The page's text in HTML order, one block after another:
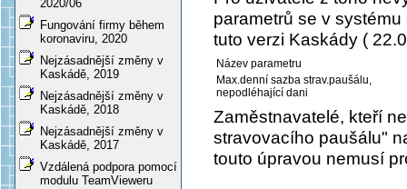
2020/06
Fungování firmy během
koronaviru, 2020
Nejzásadnější změny v
Kaskádě, 2019
Nejzásadnější změny v
Kaskádě, 2018
Nejzásadnější změny v
Kaskádě, 2017
Vzdálená podpora pomocí
modulu TeamVieweru
parametrů se v
tuto verzi Kaskády (
Název parametru
Max.denní sazba strav.paušálu,
nepodléhající dani
Zaměstnavatelé, kteří
stravovacího paušálu"
touto úpravou nemusí